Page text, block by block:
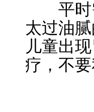
平时需
太过油
儿童出
疗，不要